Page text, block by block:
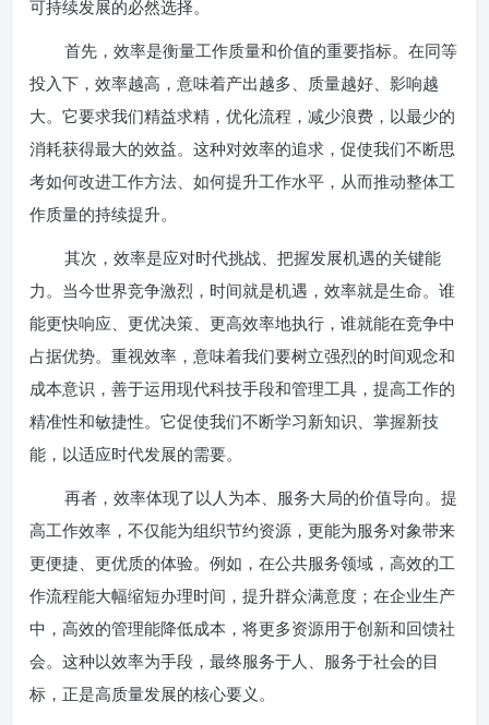
可持续发展的必然选择。
首先，效率是衡量工作质量和价值的重要指标。在同等
投入下，效率越高，意味着产出越多、质量越好、影响越
大。它要求我们精益求精，优化流程，减少浪费，以最少的
消耗获得最大的效益。这种对效率的追求，促使我们不断思
考如何改进工作方法、如何提升工作水平，从而推动整体工
作质量的持续提升。
其次，效率是应对时代挑战、把握发展机遇的关键能
力。当今世界竞争激烈，时间就是机遇，效率就是生命。谁
能更快响应、更优决策、更高效率地执行，谁就能在竞争中
占据优势。重视效率，意味着我们要树立强烈的时间观念和
成本意识，善于运用现代科技手段和管理工具，提高工作的
精准性和敏捷性。它促使我们不断学习新知识、掌握新技
能，以适应时代发展的需要。
再者，效率体现了以人为本、服务大局的价值导向。提
高工作效率，不仅能为组织节约资源，更能为服务对象带来
更便捷、更优质的体验。例如，在公共服务领域，高效的工
作流程能大幅缩短办理时间，提升群众满意度；在企业生产
中，高效的管理能降低成本，将更多资源用于创新和回馈社
会。这种以效率为手段，最终服务于人、服务于社会的目
标，正是高质量发展的核心要义。